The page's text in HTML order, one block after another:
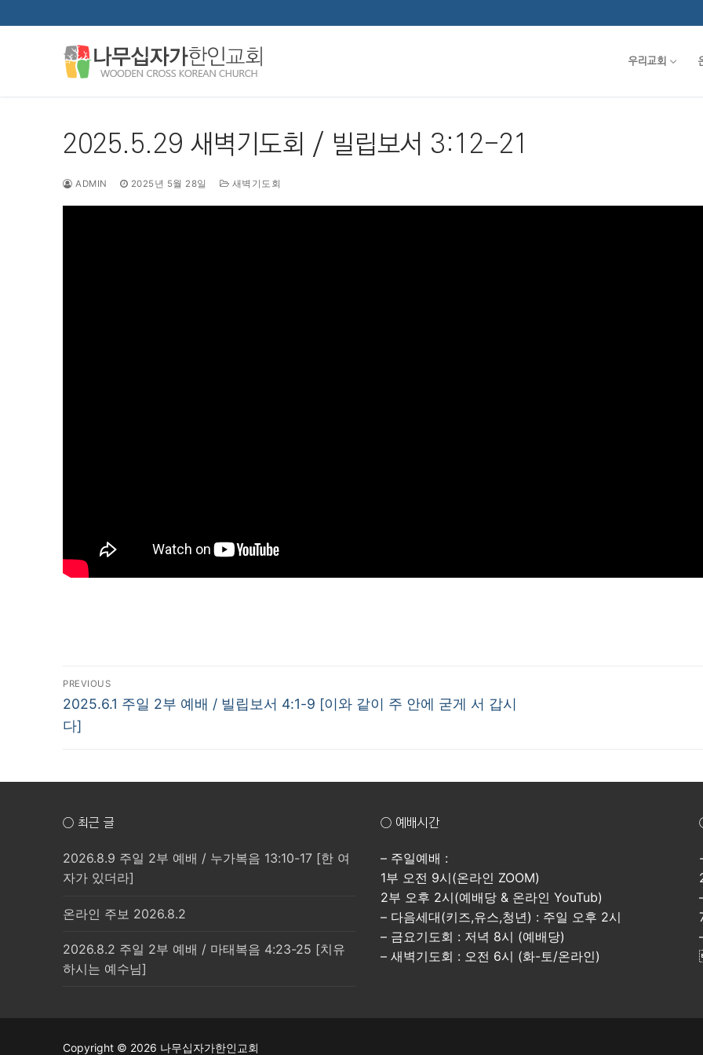
텐
우리교회
2025.5.29 새벽기도회 / 빌립보서 3:12-21
ADMIN 2025년 5월 28일 새벽기도회
글
탐
색
PREVIOUS
Previous
post:
2025.6.1 주일 2부 예배 / 빌립보서 4:1-9 [이와 같이 주 안에 굳게 서 갑시
다]
○ 최근 글
2026.8.9 주일 2부 예배 / 누가복음 13:10-17 [한 여
자가 있더라]
온라인 주보 2026.8.2
2026.8.2 주일 2부 예배 / 마태복음 4:23-25 [치유
하시는 예수님]
○ 예배시간
– 주일예배 :
1부 오전 9시(온라인 ZOOM)
2부 오후 2시(예배당 & 온라인 YouTub)
– 다음세대(키즈,유스,청년) : 주일 오후 2시
– 금요기도회 : 저녁 8시 (예배당)
– 새벽기도회 : 오전 6시 (화-토/온라인)
Copyright © 2026 나무십자가한인교회